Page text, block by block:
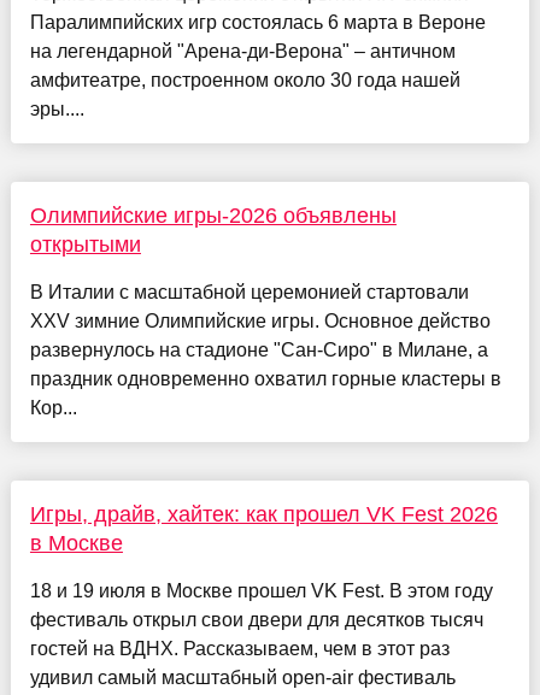
Паралимпийских игр состоялась 6 марта в Вероне
на легендарной "Арена-ди-Верона" – античном
амфитеатре, построенном около 30 года нашей
эры....
Олимпийские игры-2026 объявлены
открытыми
В Италии с масштабной церемонией стартовали
XXV зимние Олимпийские игры. Основное действо
развернулось на стадионе "Сан-Сиро" в Милане, а
праздник одновременно охватил горные кластеры в
Кор...
Игры, драйв, хайтек: как прошел VK Fest 2026
в Москве
18 и 19 июля в Москве прошел VK Fest. В этом году
фестиваль открыл свои двери для десятков тысяч
гостей на ВДНХ. Рассказываем, чем в этот раз
удивил самый масштабный open-air фестиваль